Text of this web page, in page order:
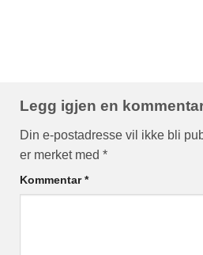
Legg igjen en
Din e-postadresse vil ikke bli
er merket med *
Kommentar*